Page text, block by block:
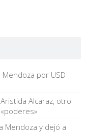
por USD
Alcaraz, otro
Mendoza y dejó a